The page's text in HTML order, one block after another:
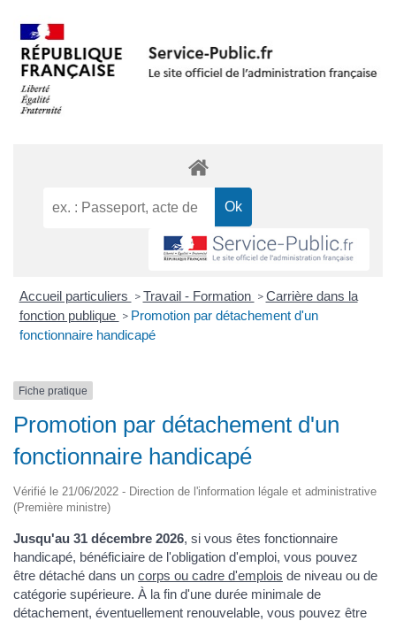
Accueil particuliers > Travail - Formation > Carrière dans la
fonction publique > Promotion par détachement d'un
fonctionnaire handicapé
Fiche pratique
Promotion par détachement d'un
fonctionnaire handicapé
Vérifié le 21/06/2022 - Direction de l'information légale et administrative
(Première ministre)
Jusqu'au 31 décembre 2026, si vous êtes fonctionnaire
handicapé, bénéficiaire de l'obligation d'emploi, vous pouvez
être détaché dans un corps ou cadre d'emplois de niveau ou de
catégorie supérieure. À la fin d'une durée minimale de
détachement, éventuellement renouvelable, vous pouvez être